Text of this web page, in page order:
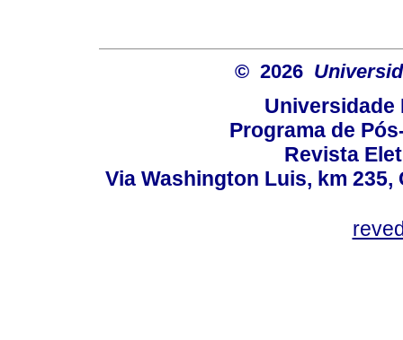
© 2026
Universidade
Programa de
Revista
Via Washington Luis, km 235,